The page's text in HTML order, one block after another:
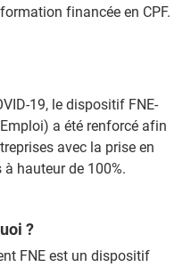
financée en CPF.
19, le dispositif FNE-
a été renforcé afin
avec la prise en
hauteur de 100%.
?
FNE est un dispositif